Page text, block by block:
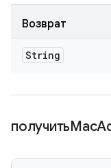
Возврат
String
получитьMac